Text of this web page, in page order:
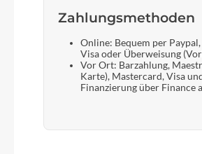
Zahlungsmethoden
Online: Bequem per
Visa oder Überweisung
Vor Ort: Barzahlung,
Karte), Mastercard, Visa
Finanzierung über Finance